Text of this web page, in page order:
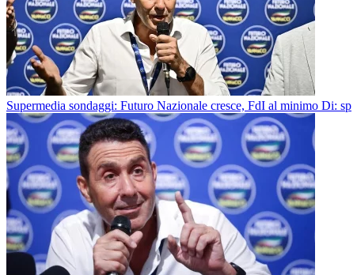
Supermedia sondaggi: Futuro Nazionale cresce, FdI al minimo Di: sp